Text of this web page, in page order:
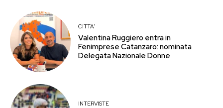
CITTA'
Valentina Ruggiero entra in
Fenimprese Catanzaro: nominata
Delegata Nazionale Donne
INTERVISTE